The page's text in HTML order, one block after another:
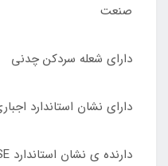
صنعت
دارای شعله سردکن چدنی
دارای نشان استاندارد
دارنده ی نشان استاندارد SE اروپا از TUV آلمان